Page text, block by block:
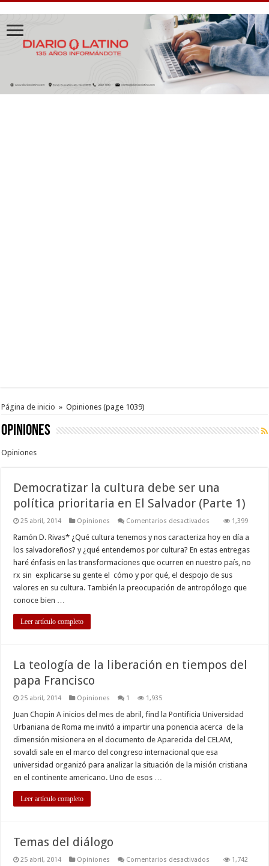
Página de inicio » Opiniones (page 1039)
Opiniones
Opiniones
Democratizar la cultura debe ser una
política prioritaria en El Salvador (Parte 1)
25 abril, 2014 Opiniones Comentarios desactivados
la
cultura
debe
ser
una
política
prioritaria
en
1,399
Ramón D. Rivas* ¿Qué cultura tenemos y nos caracteriza hoy en día a
los salvadoreños? y ¿qué entendemos por cultura? En estas entregas
haré énfasis en las transformaciones que ocurren en nuestro país, no
rx sin explicarse su gente el cómo y por qué, el despojo de sus
valores en su cultura. También la preocupación de antropólogo que
conoce bien …
Leer artículo completo
La teología de la liberación en tiempos del
papa Francisco
25 abril, 2014 Opiniones 1 1,935
Juan Chopin A inicios del mes de abril, find la Pontificia Universidad
Urbaniana de Roma me invitó a impartir una ponencia acerca de la
dimensión misionera en el documento de Aparecida del CELAM,
sovaldi sale en el marco del congreso internacional que esa
universidad organizó para analizar la situación de la misión cristiana
en el continente americano. Uno de esos …
Leer artículo completo
Temas del diálogo
25 abril, 2014 Opiniones Comentarios desactivados 1,742